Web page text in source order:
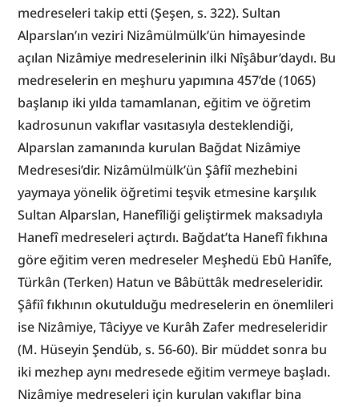
medreseleri takip etti (Şeşen, s. 322). Sultan
Alparslan’ın veziri Nizâmülmülk’ün himayesinde
açılan Nizâmiye medreselerinin ilki Nîşâbur’daydı. Bu
medreselerin en meşhuru yapımına 457’de (1065)
başlanıp iki yılda tamamlanan, eğitim ve öğretim
kadrosunun vakıflar vasıtasıyla desteklendiği,
Alparslan zamanında kurulan Bağdat Nizâmiye
Medresesi’dir. Nizâmülmülk’ün Şâfiî mezhebini
yaymaya yönelik öğretimi teşvik etmesine karşılık
Sultan Alparslan, Hanefîliği geliştirmek maksadıyla
Hanefî medreseleri açtırdı. Bağdat’ta Hanefî fıkhına
göre eğitim veren medreseler Meşhedü Ebû Hanîfe,
Türkân (Terken) Hatun ve Bâbüttâk medreseleridir.
Şâfiî fıkhının okutulduğu medreselerin en önemlileri
ise Nizâmiye, Tâciyye ve Kurâh Zafer medreseleridir
(M. Hüseyin Şendüb, s. 56-60). Bir müddet sonra bu
iki mezhep aynı medresede eğitim vermeye başladı.
Nizâmiye medreseleri için kurulan vakıflar bina